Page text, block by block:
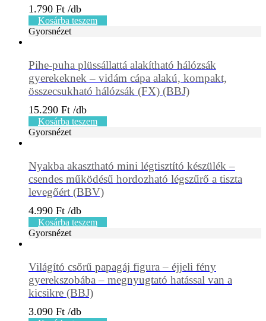
1.790 Ft
Kosárba teszem
Gyorsnézet
Pihe-puha plüssállattá alakítható hálózsák
gyerekeknek – vidám cápa alakú, kompakt,
összecsukható hálózsák (FX) (BBJ)
15.290 Ft
Kosárba teszem
Gyorsnézet
Nyakba akasztható mini légtisztító készülék –
csendes működésű hordozható légszűrő a tiszta
levegőért (BBV)
4.990 Ft
Kosárba teszem
Gyorsnézet
Világító csőrű papagáj figura – éjjeli fény
gyerekszobába – megnyugtató hatással van a
kicsikre (BBJ)
3.090 Ft